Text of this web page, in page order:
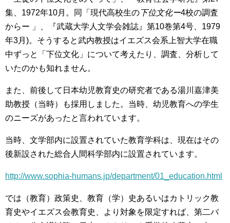
集、1972年10月。同「現代高校生の下位文化ー4校の調査
からー 」、『武蔵大学人文学会雑誌』第10巻第4号、1979
年3月)。そうすると武内教授はイエズス会系上智大学在職
中ずっと「下位文化」について考えたり、調査、分析して
いたのかも知れません。
また、前後して日本幼児教育史の研究者である湯川嘉津美
助教授（当時）も採用しました。当時、幼児教育への学生
のニーズがあったと言われています。
当時、文学部内に設置されていた教育学科は、現在はその
後新設された総合人間科学部内に設置されています。
http://www.sophia-humans.jp/department/01_education.html
では（教育）政策史、教育（学）史あるいはカトリック教
育史やイエズス会教育史、より対象を限定すれば、第二バ